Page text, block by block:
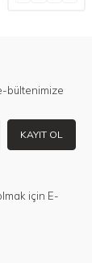
bültenimize
KAYIT OL
için E-